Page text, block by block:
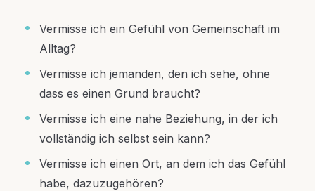
Vermisse ich ein Gefühl von Gemeinschaft im
Alltag?
Vermisse ich jemanden, den ich sehe, ohne
dass es einen Grund braucht?
Vermisse ich eine nahe Beziehung, in der ich
vollständig ich selbst sein kann?
Vermisse ich einen Ort, an dem ich das Gefühl
habe, dazuzugehören?